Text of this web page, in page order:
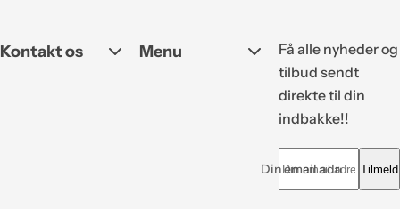
Kontakt os Menu
Få alle nyheder og
tilbud sendt
direkte til din
indbakke!!
Din email adresse *Tilmeld